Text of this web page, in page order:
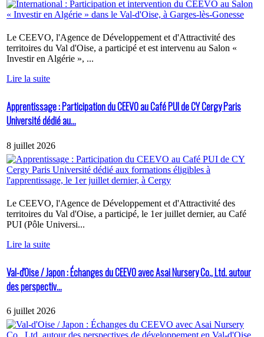
Le CEEVO, l'Agence de Développement et d'Attractivité des
territoires du Val d'Oise, a participé et est intervenu au Salon «
Investir en Algérie », ...
Lire la suite
Apprentissage : Participation du CEEVO au Café PUI de CY Cergy Paris
Université dédié au...
8 juillet 2026
Le CEEVO, l'Agence de Développement et d'Attractivité des
territoires du Val d'Oise, a participé, le 1er juillet dernier, au Café
PUI (Pôle Universi...
Lire la suite
Val-d'Oise / Japon : Échanges du CEEVO avec Asai Nursery Co., Ltd. autour
des perspectiv...
6 juillet 2026